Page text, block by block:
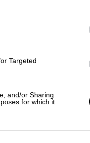
Targeted
and/or Sharing
for which it